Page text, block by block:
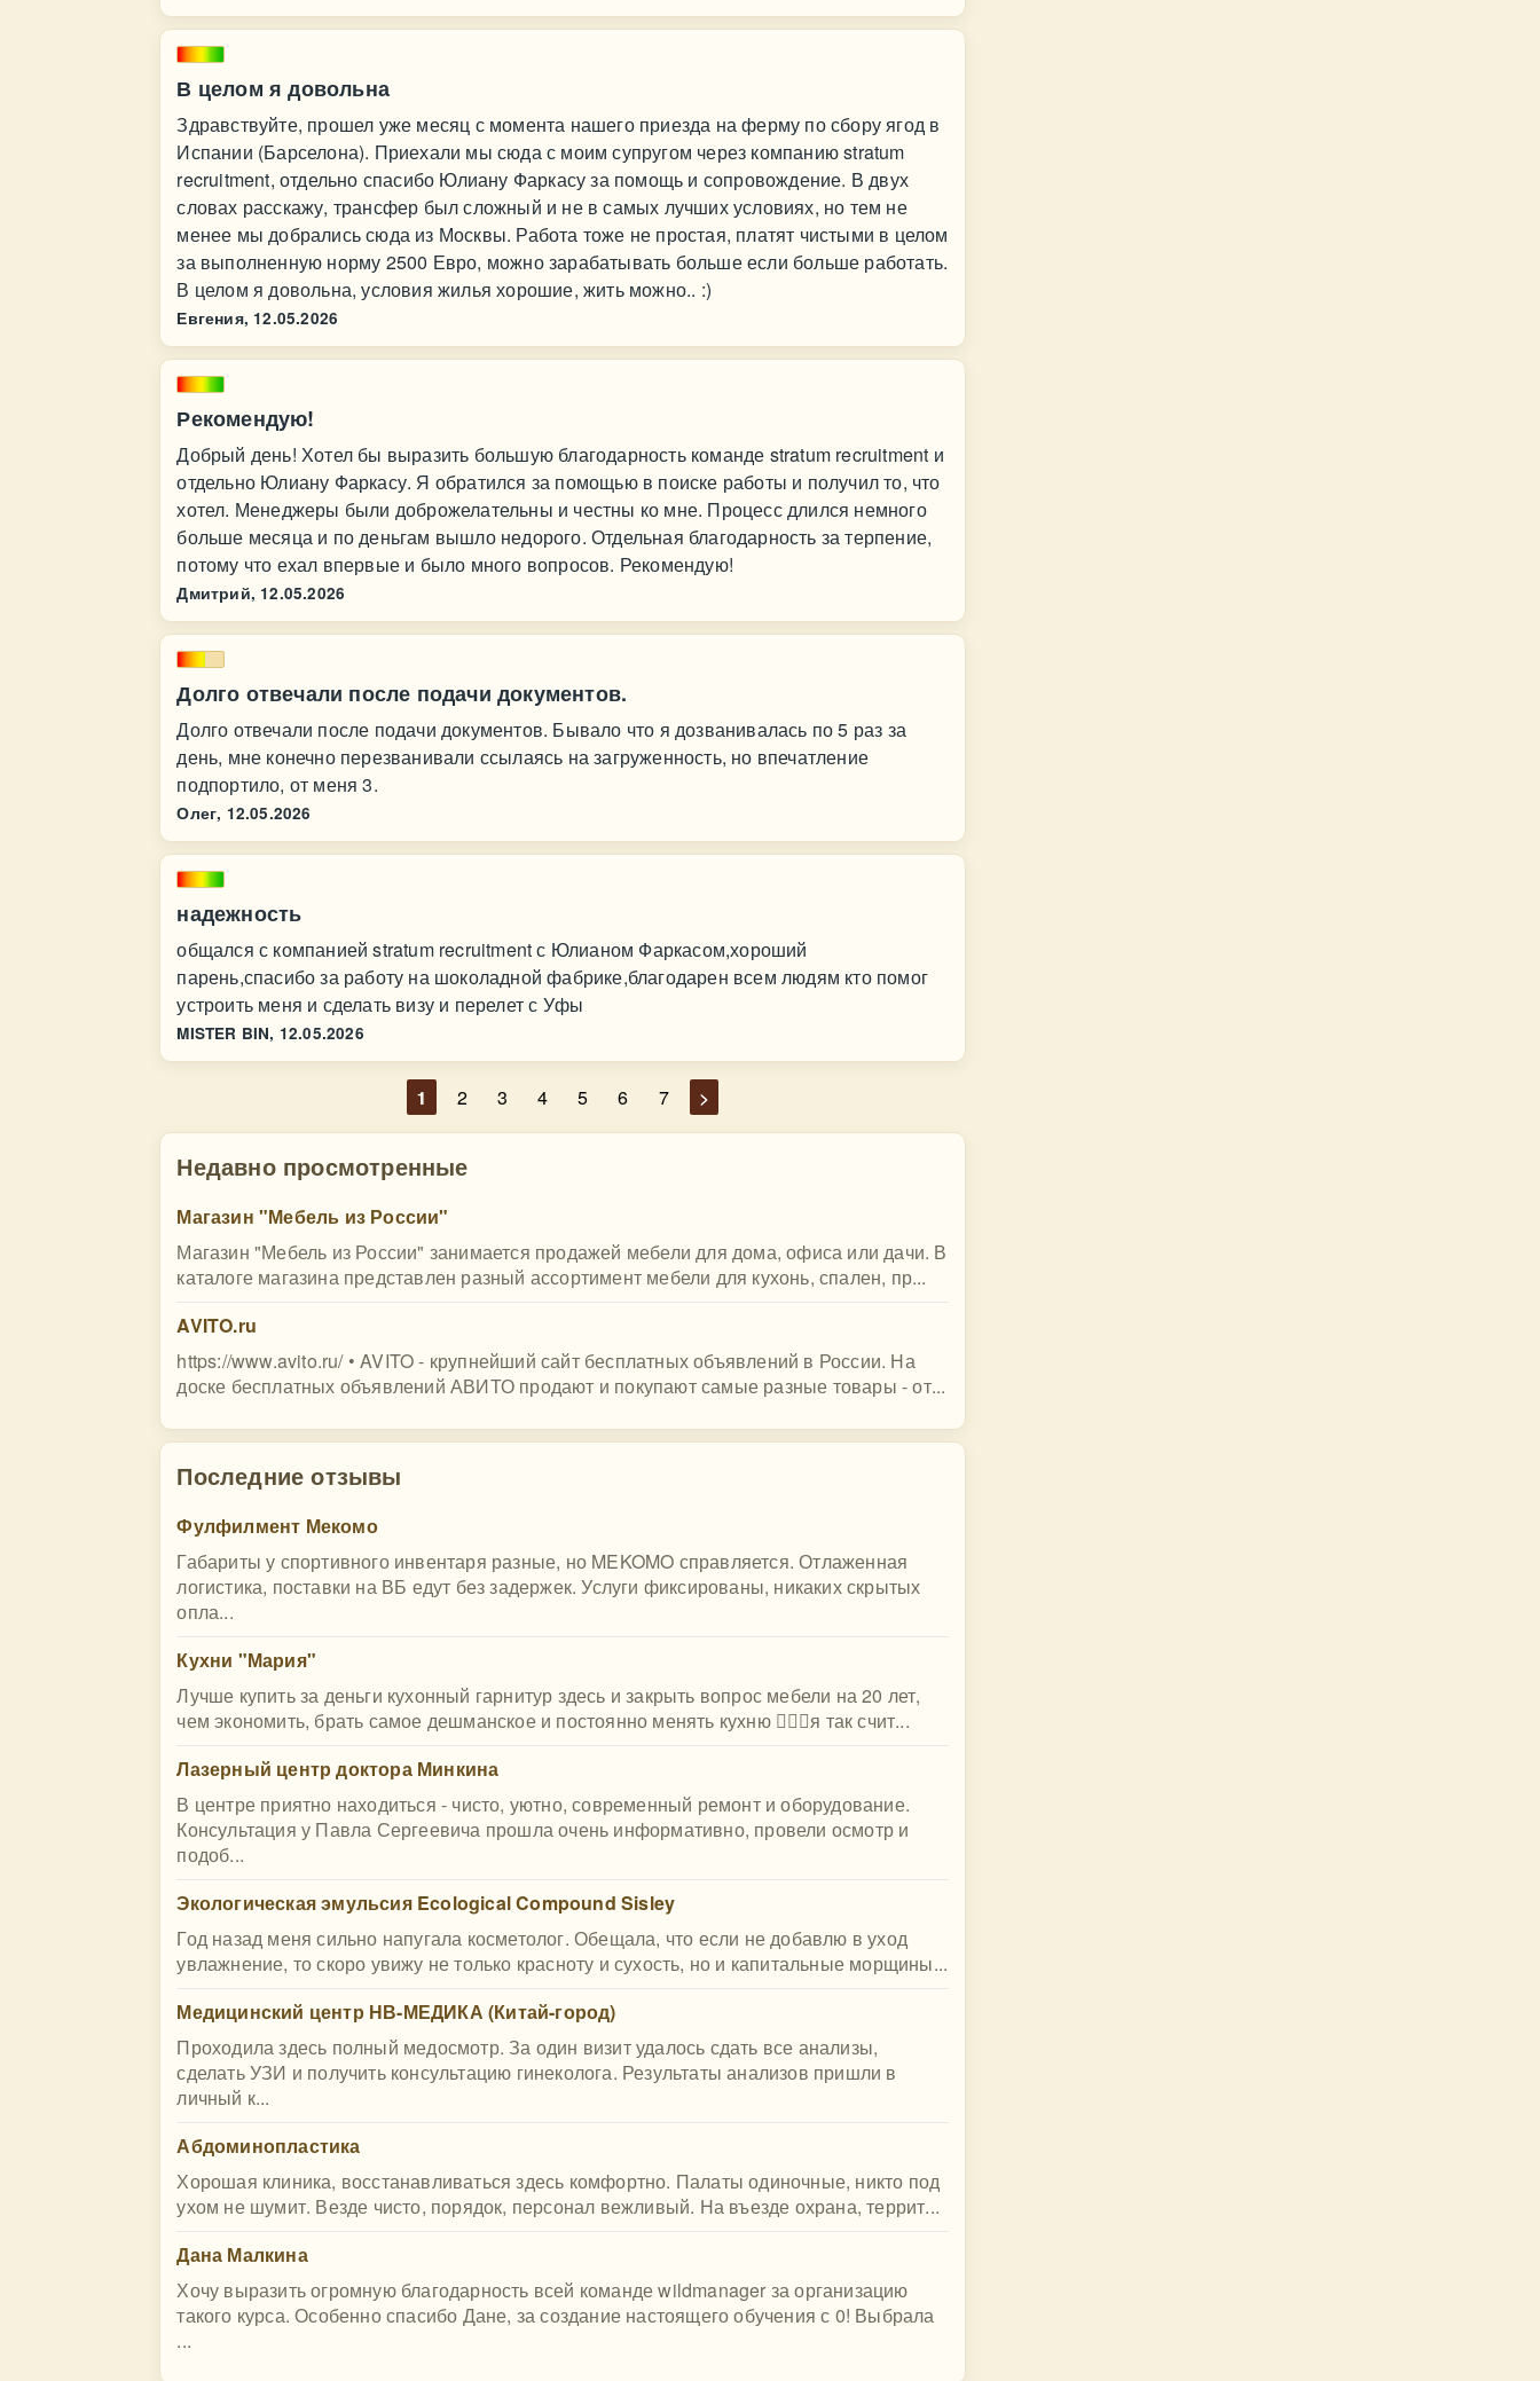
В целом я довольна
Здравствуйте, прошел уже месяц с момента нашего приезда на ферму по сбору ягод в
Испании (Барселона). Приехали мы сюда с моим супругом через компанию stratum
recruitment, отдельно спасибо Юлиану Фаркасу за помощь и сопровождение. В двух
словах расскажу, трансфер был сложный и не в самых лучших условиях, но тем не
менее мы добрались сюда из Москвы. Работа тоже не простая, платят чистыми в целом
за выполненную норму 2500 Евро, можно зарабатывать больше если больше работать.
В целом я довольна, условия жилья хорошие, жить можно.. :)
Евгения, 12.05.2026
Рекомендую!
Добрый день! Хотел бы выразить большую благодарность команде stratum recruitment и
отдельно Юлиану Фаркасу. Я обратился за помощью в поиске работы и получил то, что
хотел. Менеджеры были доброжелательны и честны ко мне. Процесс длился немного
больше месяца и по деньгам вышло недорого. Отдельная благодарность за терпение,
потому что ехал впервые и было много вопросов. Рекомендую!
Дмитрий, 12.05.2026
Долго отвечали после подачи документов.
Долго отвечали после подачи документов. Бывало что я дозванивалась по 5 раз за
день, мне конечно перезванивали ссылаясь на загруженность, но впечатление
подпортило, от меня 3.
Олег, 12.05.2026
надежность
общался с компанией stratum recruitment с Юлианом Фаркасом,хороший
парень,спасибо за работу на шоколадной фабрике,благодарен всем людям кто помог
устроить меня и сделать визу и перелет с Уфы
MISTER BIN, 12.05.2026
1 2 3 4 5 6 7 >
Недавно просмотренные
Магазин "Мебель из России"
Магазин "Мебель из России" занимается продажей мебели для дома, офиса или дачи. В
каталоге магазина представлен разный ассортимент мебели для кухонь, спален, пр...
AVITO.ru
https://www.avito.ru/ • AVITO - крупнейший сайт бесплатных объявлений в России. На
доске бесплатных объявлений АВИТО продают и покупают самые разные товары - от...
Последние отзывы
Фулфилмент Мекомо
Габариты у спортивного инвентаря разные, но MEKOMO справляется. Отлаженная
логистика, поставки на ВБ едут без задержек. Услуги фиксированы, никаких скрытых
опла...
Кухни "Мария"
Лучше купить за деньги кухонный гарнитур здесь и закрыть вопрос мебели на 20 лет,
чем экономить, брать самое дешманское и постоянно менять кухню 🤷🏻‍♀️я так счит...
Лазерный центр доктора Минкина
В центре приятно находиться - чисто, уютно, современный ремонт и оборудование.
Консультация у Павла Сергеевича прошла очень информативно, провели осмотр и
подоб...
Экологическая эмульсия Ecological Compound Sisley
Год назад меня сильно напугала косметолог. Обещала, что если не добавлю в уход
увлажнение, то скоро увижу не только красноту и сухость, но и капитальные морщины...
Медицинский центр НВ-МЕДИКА (Китай-город)
Проходила здесь полный медосмотр. За один визит удалось сдать все анализы,
сделать УЗИ и получить консультацию гинеколога. Результаты анализов пришли в
личный к...
Абдоминопластика
Хорошая клиника, восстанавливаться здесь комфортно. Палаты одиночные, никто под
ухом не шумит. Везде чисто, порядок, персонал вежливый. На въезде охрана, террит...
Дана Малкина
Хочу выразить огромную благодарность всей команде wildmanager за организацию
такого курса. Особенно спасибо Дане, за создание настоящего обучения с 0! Выбрала
...